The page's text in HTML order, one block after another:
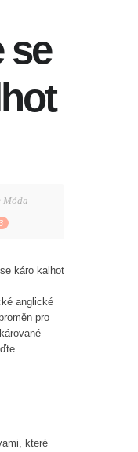
se
Móda
anglické
pro
které